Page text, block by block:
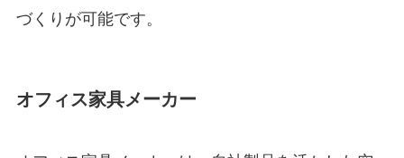
づくりが可能です。
オフィス家具メーカー